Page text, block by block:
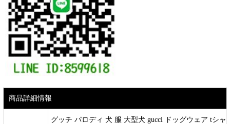
商品詳細情報
グッチ パロディ 犬 服 大型犬 gucci ドッグウェア tシャ